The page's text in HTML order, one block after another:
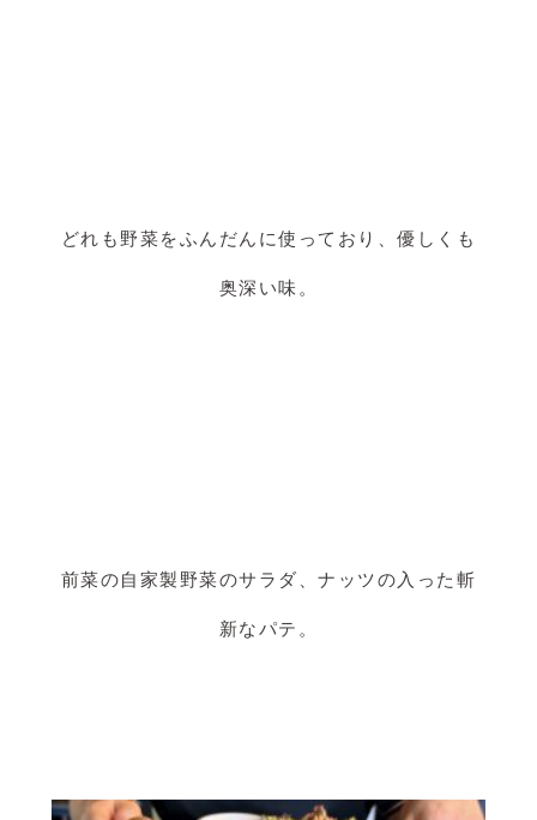
どれも野菜をふんだんに使っており、優しくも
奥深い味。
前菜の自家製野菜のサラダ、ナッツの入った斬
新なパテ。